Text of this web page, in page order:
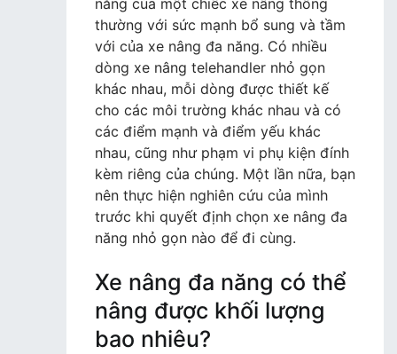
thường với sức mạnh bổ sung và tầm
với của xe nâng đa năng. Có nhiều
dòng xe nâng telehandler nhỏ gọn
khác nhau, mỗi dòng được thiết kế
cho các môi trường khác nhau và có
các điểm mạnh và điểm yếu khác
nhau, cũng như phạm vi phụ kiện đính
kèm riêng của chúng. Một lần nữa, bạn
nên thực hiện nghiên cứu của mình
trước khi quyết định chọn xe nâng đa
năng nhỏ gọn nào để đi cùng.
Xe nâng đa năng có thể
nâng được khối lượng
bao nhiêu?